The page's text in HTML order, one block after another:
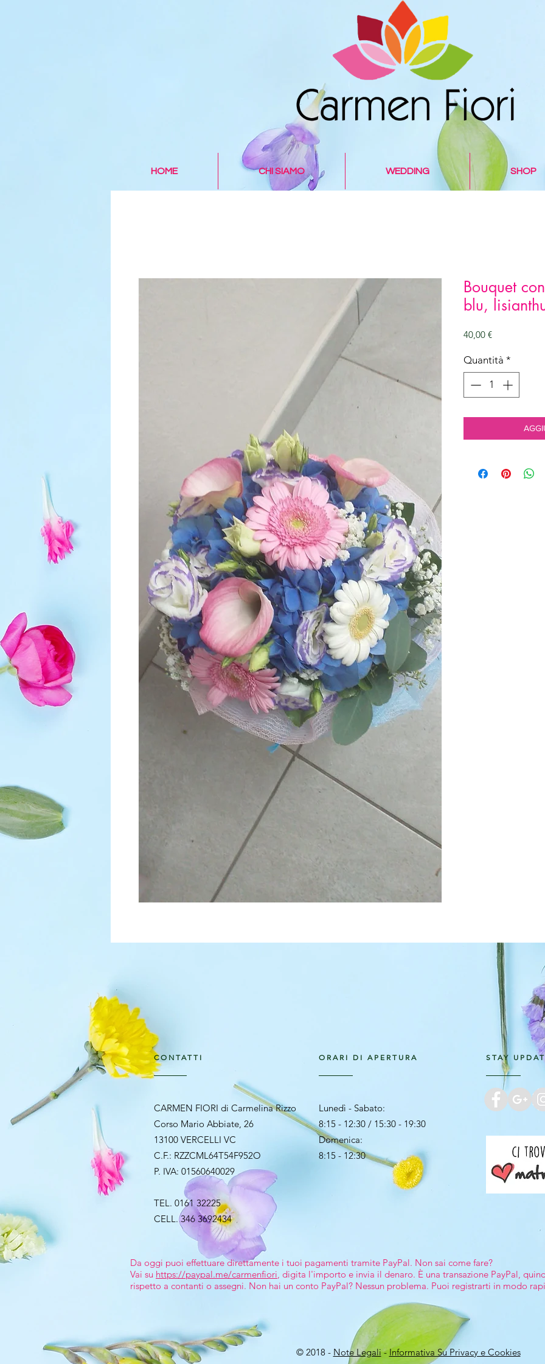
Bouquet
blu,
40,00 €Prezzo
Quantità *
HOME CHI SIAMO WEDDING SHOP
CONTATTI
CARMEN FIORI di Carmelina Rizzo
Corso Mario Abbiate, 26
13100 VERCELLI VC
C.F.: RZZCML64T54F952O
P. IVA: 01560640029
TEL. 0161 32225
CELL. 346 3692434
ORARI DI APERTURA
Lunedì - Sabato:
8:15 - 12:30 / 15:30 - 19:30
Domenica:
8:15 - 12:30
STAY
Da oggi puoi effettuare direttamente i tuoi pagamenti tramite PayPal. Non sai come fare?
Vai su https://paypal.me/carmenfiori, digita l'importo e invia il denaro. È una transazione PayPal,
rispetto a contanti o assegni. Non hai un conto PayPal? Nessun problema. Puoi registrarti in modo
© 2018 - Note Legali-Informativa Su Privacy e Cookies